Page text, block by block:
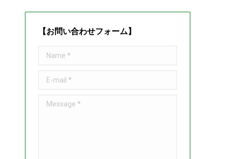
【お問い合わせフォーム】
Name *
E-mail *
Message *